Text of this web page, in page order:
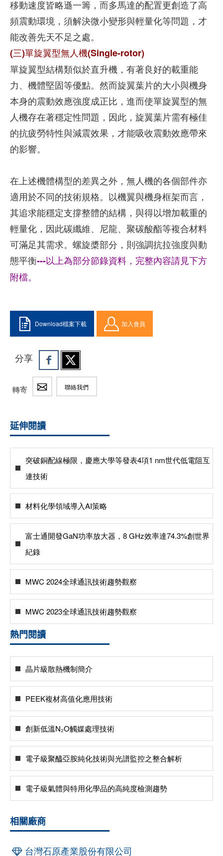
移動速度皆略遜一籌，而多馬達的配置更創造了高
頻震動環境，須解決微小變形與輕量化等問題，才
能改善先天不足之處。
(三)單旋翼型無人機(Single-rotor)
單旋翼型結構類似於直升機，有著良好的載重能
力、機體堅固等優點。然而旋翼葉片的大小與機身
本身的震動效應強度成正比，進而使單旋翼型的無
人機存在著穩定性問題，因此，旋翼葉片需有極佳
的抗疲勞特性與減震效果，才能吸收震動效應帶來
的影響。
在上述機體構型的差異之外，無人機的各個部件亦
適用於不同的技術規格。以機翼與機身框架而言，
其追求能穩定支撐整體的結構，與得以增加載重的
輕量化，因此碳纖維、尼龍、聚碳酸酯等複合材料
可滿足其需求。螺旋槳部分，則強調抗拉強度與動
態平衡---以上為部分節錄資料，完整內容請見下方
附檔。
Download檔案下載 加入會員
分享
轉寄 聯絡我們
延伸閱讀
突破銅配線極限，慶應大學等發表4項1 nm世代低電阻互
連技術
材料化學領域導入AI策略
富士通開發GaN功率放大器，8 GHz效率達74.3%創世界
紀錄
MWC 2024全球通訊技術趨勢觀察
MWC 2023全球通訊技術趨勢觀察
熱門閱讀
晶片級散熱機制簡介
PEEK複材高值化應用技術
創新低溫N₂O觸媒處理技術
電子級聚醯亞胺純化技術與光譜監控之整合解析
電子級氣體與特用化學品的高純度檢測趨勢
相關廠商
台灣石原產業股份有限公司